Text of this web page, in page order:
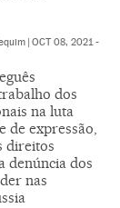
OCT 08, 2021 -
dos
na luta
de expressão,
direitos
denúncia dos
nas